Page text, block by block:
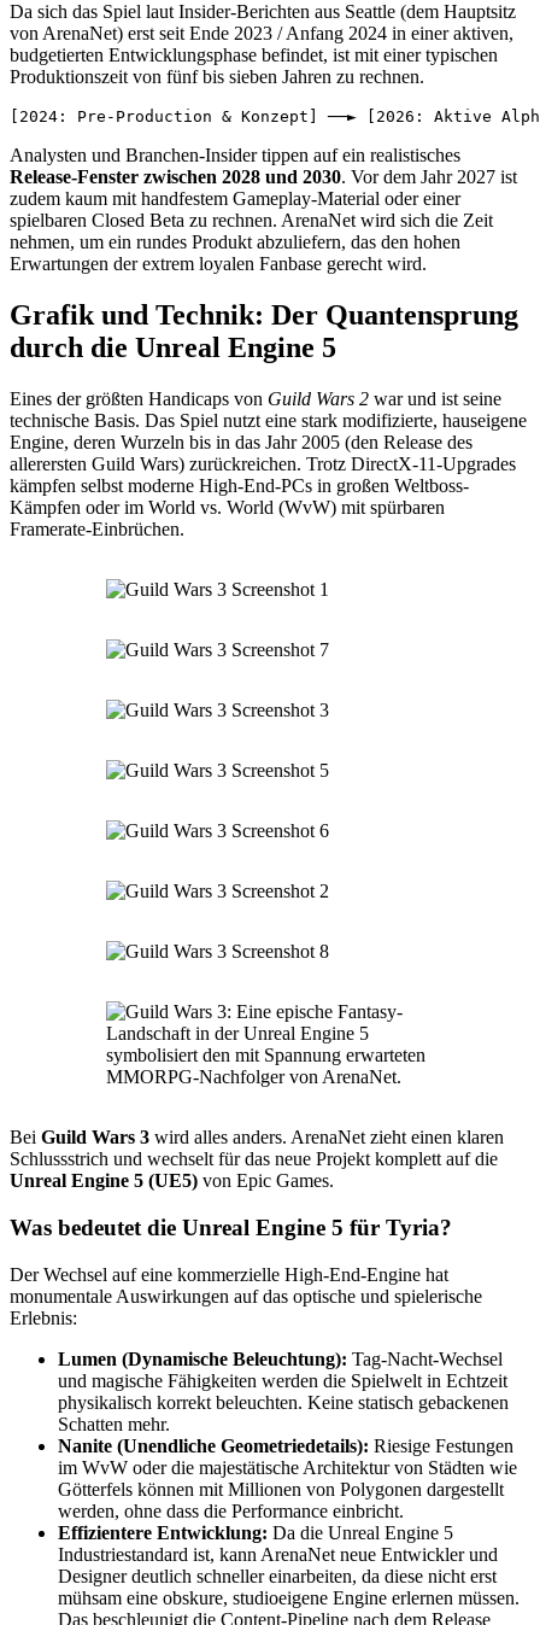
Da sich das Spiel laut Insider-Berichten aus Seattle (dem Hauptsitz
von ArenaNet) erst seit Ende 2023 / Anfang 2024 in einer aktiven,
budgetierten Entwicklungsphase befindet, ist mit einer typischen
Produktionszeit von fünf bis sieben Jahren zu rechnen.
Analysten und Branchen-Insider tippen auf ein realistisches
Release-Fenster zwischen 2028 und 2030. Vor dem Jahr 2027 ist
zudem kaum mit handfestem Gameplay-Material oder einer
spielbaren Closed Beta zu rechnen. ArenaNet wird sich die Zeit
nehmen, um ein rundes Produkt abzuliefern, das den hohen
Erwartungen der extrem loyalen Fanbase gerecht wird.
Grafik und Technik: Der Quantensprung
durch die Unreal Engine 5
Eines der größten Handicaps von Guild Wars 2 war und ist seine
technische Basis. Das Spiel nutzt eine stark modifizierte, hauseigene
Engine, deren Wurzeln bis in das Jahr 2005 (den Release des
allerersten Guild Wars) zurückreichen. Trotz DirectX-11-Upgrades
kämpfen selbst moderne High-End-PCs in großen Weltboss-
Kämpfen oder im World vs. World (WvW) mit spürbaren
Framerate-Einbrüchen.
Bei Guild Wars 3 wird alles anders. ArenaNet zieht einen klaren
Schlussstrich und wechselt für das neue Projekt komplett auf die
Unreal Engine 5 (UE5) von Epic Games.
Was bedeutet die Unreal Engine 5 für Tyria?
Der Wechsel auf eine kommerzielle High-End-Engine hat
monumentale Auswirkungen auf das optische und spielerische
Erlebnis:
Lumen (Dynamische Beleuchtung): Tag-Nacht-Wechsel
und magische Fähigkeiten werden die Spielwelt in Echtzeit
physikalisch korrekt beleuchten. Keine statisch gebackenen
Schatten mehr.
Nanite (Unendliche Geometriedetails): Riesige Festungen
im WvW oder die majestätische Architektur von Städten wie
Götterfels können mit Millionen von Polygonen dargestellt
werden, ohne dass die Performance einbricht.
Effizientere Entwicklung: Da die Unreal Engine 5
Industriestandard ist, kann ArenaNet neue Entwickler und
Designer deutlich schneller einarbeiten, da diese nicht erst
mühsam eine obskure, studioeigene Engine erlernen müssen.
Das beschleunigt die Content-Pipeline nach dem Release